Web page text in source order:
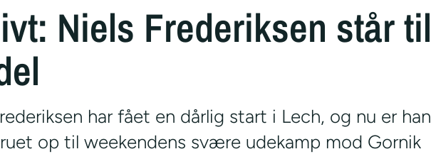
Niels Frederiksen står til
har fået en dårlig start i Lech, og nu er han
op til weekendens svære udekamp mod Gornik